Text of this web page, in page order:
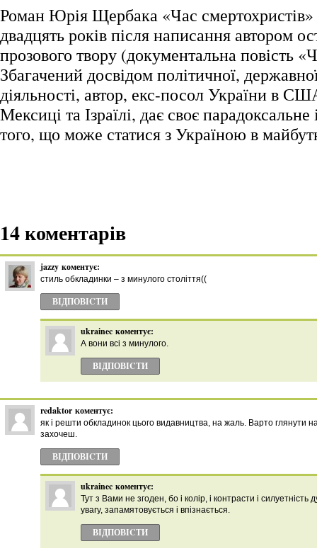
Роман Юрія Щербака «Час смертохристів»
двадцять років після написання автором
прозового твору (документальна повість
Збагачений досвідом політичної,
діяльності, автор, екс-посол України в
Мексиці та Ізраїлі, дає своє
того, що може статися з Україною в
14 коментарів
jazzy коментує:
стиль обкладинки – з минулого століття((
ВІДПОВІCТИ
ukrainec коментує:
А вони всі з минулого.
ВІДПОВІCТИ
redaktor коментує:
як і решти обкладинок цього видавництва, на жаль. Варто глянути
захочеш.
ВІДПОВІCТИ
ukrainec коментує:
Тут з Вами не згоден, бо і колір, і контрасти і
увагу, запамятовується і впізнається.
ВІДПОВІCТИ